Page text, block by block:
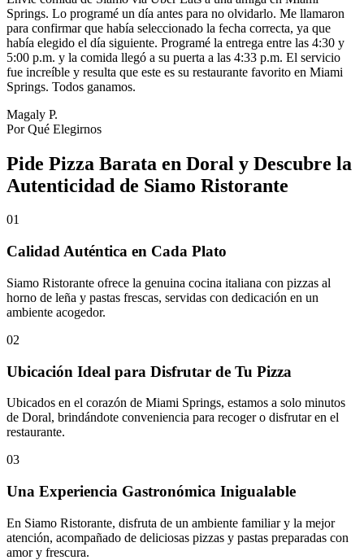
Springs. Lo programé un día antes para no olvidarlo. Me llamaron
para confirmar que había seleccionado la fecha correcta, ya que
había elegido el día siguiente. Programé la entrega entre las 4:30 y
5:00 p.m. y la comida llegó a su puerta a las 4:33 p.m. El servicio
fue increíble y resulta que este es su restaurante favorito en Miami
Springs. Todos ganamos.
Magaly P.
Por Qué Elegirnos
Pide Pizza Barata en Doral y Descubre la
Autenticidad de Siamo Ristorante
01
Calidad Auténtica en Cada Plato
Siamo Ristorante ofrece la genuina cocina italiana con pizzas al
horno de leña y pastas frescas, servidas con dedicación en un
ambiente acogedor.
02
Ubicación Ideal para Disfrutar de Tu Pizza
Ubicados en el corazón de Miami Springs, estamos a solo minutos
de Doral, brindándote conveniencia para recoger o disfrutar en el
restaurante.
03
Una Experiencia Gastronómica Inigualable
En Siamo Ristorante, disfruta de un ambiente familiar y la mejor
atención, acompañado de deliciosas pizzas y pastas preparadas con
amor y frescura.